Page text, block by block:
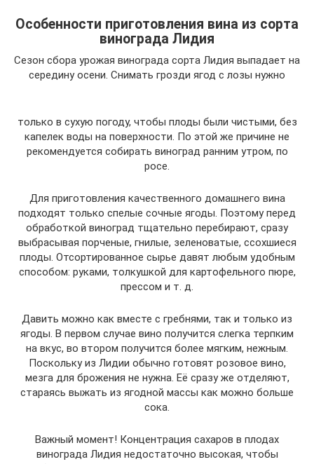
Особенности приготовления вина из сорта
винограда Лидия
Сезон сбора урожая винограда сорта Лидия выпадает на
середину осени. Снимать грозди ягод с лозы нужно
только в сухую погоду, чтобы плоды были чистыми, без
капелек воды на поверхности. По этой же причине не
рекомендуется собирать виноград ранним утром, по
росе.
Для приготовления качественного домашнего вина
подходят только спелые сочные ягоды. Поэтому перед
обработкой виноград тщательно перебирают, сразу
выбрасывая порченые, гнилые, зеленоватые, ссохшиеся
плоды. Отсортированное сырье давят любым удобным
способом: руками, толкушкой для картофельного пюре,
прессом и т. д.
Давить можно как вместе с гребнями, так и только из
ягоды. В первом случае вино получится слегка терпким
на вкус, во втором получится более мягким, нежным.
Поскольку из Лидии обычно готовят розовое вино,
мезга для брожения не нужна. Её сразу же отделяют,
стараясь выжать из ягодной массы как можно больше
сока.
Важный момент! Концентрация сахаров в плодах
винограда Лидия недостаточно высокая, чтобы